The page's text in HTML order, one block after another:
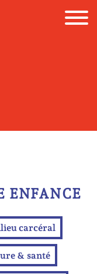
ENFANCE
carcéral
& santé